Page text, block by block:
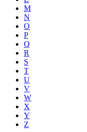
M
N
O
P
Q
R
S
T
U
V
W
X
Y
Z